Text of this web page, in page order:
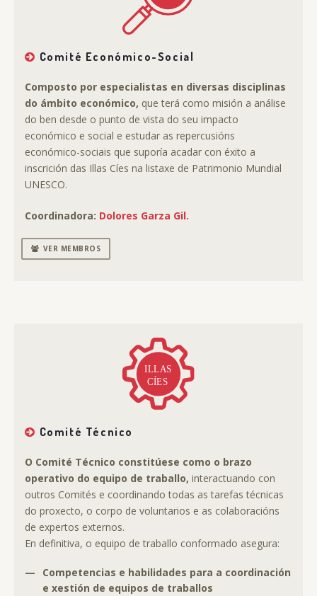
Comité Económico-Social
Composto por especialistas en diversas disciplinas
do ámbito económico, que terá como misión a análise
do ben desde o punto de vista do seu impacto
económico e social e estudar as repercusións
económico-sociais que suporía acadar con éxito a
inscrición das Illas Cíes na listaxe de Patrimonio Mundial
UNESCO.
Coordinadora: Dolores Garza Gil.
VER MEMBROS
Comité Técnico
O Comité Técnico constitúese como o brazo
operativo do equipo de traballo, interactuando con
outros Comités e coordinando todas as tarefas técnicas
do proxecto, o corpo de voluntarios e as colaboracións
de expertos externos.
En definitiva, o equipo de traballo conformado asegura:
—
Competencias e habilidades para a coordinación
e xestión de equipos de traballos